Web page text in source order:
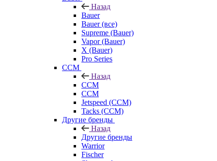
Назад
Bauer
Bauer (все)
Supreme (Bauer)
Vapor (Bauer)
X (Bauer)
Pro Series
CCM
Назад
CCM
CCM
Jetspeed (CCM)
Tacks (CCM)
Другие бренды
Назад
Другие бренды
Warrior
Fischer